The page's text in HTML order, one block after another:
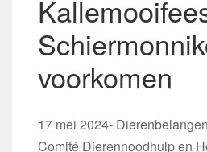
voorkomen
17 mei 2024-
Comité Dierennoodhulp en